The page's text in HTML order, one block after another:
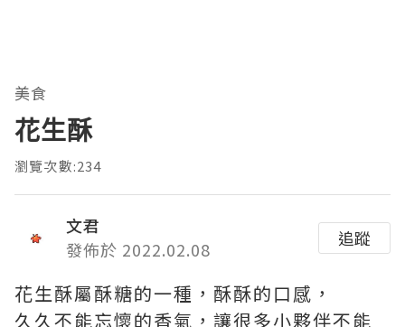
美食
花生酥
瀏覽次數:234
文君
發佈於 2022.02.08
追蹤
花生酥屬酥糖的一種，酥酥的口感，
久久不能忘懷的香氣，讓很多小夥伴不能